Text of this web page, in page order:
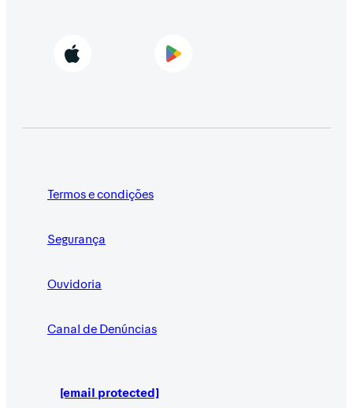
Termos e condições
Segurança
Ouvidoria
Canal de Denúncias
[email protected]